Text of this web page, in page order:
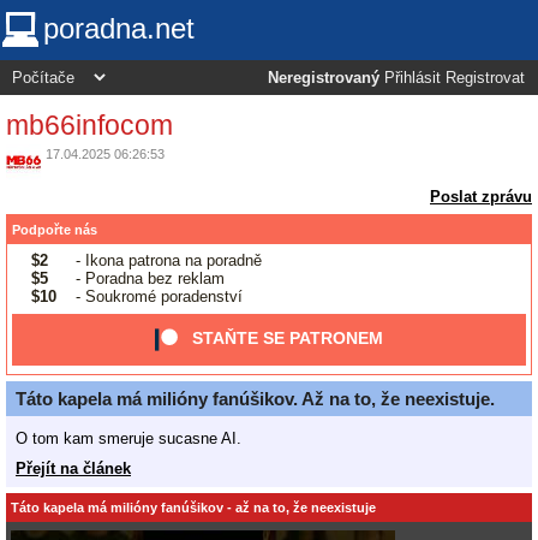
poradna.net
Neregistrovaný Přihlásit Registrovat
mb66infocom
17.04.2025 06:26:53
Poslat zprávu
Podpořte nás
$2
- Ikona patrona na poradně
$5
- Poradna bez reklam
$10
- Soukromé poradenství
STAŇTE SE PATRONEM
Táto kapela má milióny fanúšikov. Až na to, že neexistuje.
O tom kam smeruje sucasne AI.
Přejít na článek
Táto kapela má milióny fanúšikov - až na to, že neexistuje